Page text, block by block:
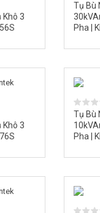
3
Tụ Bù
Pha |
3
Tụ Bù
Pha |